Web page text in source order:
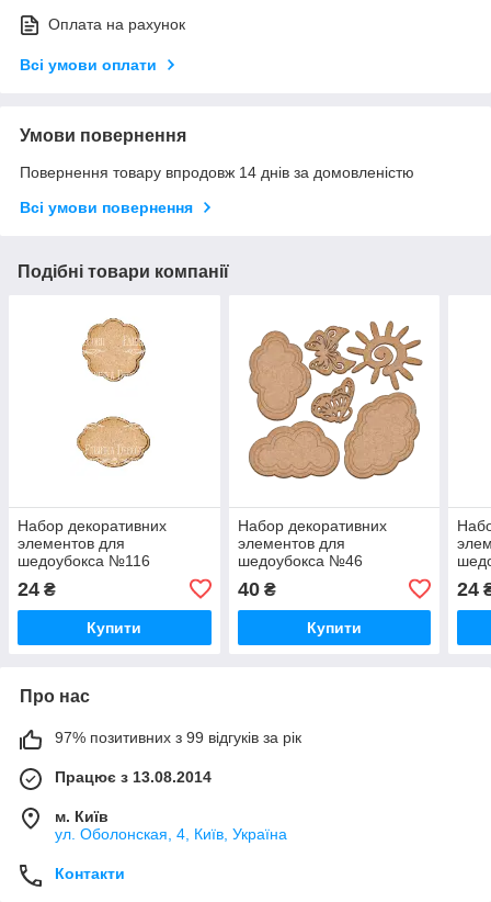
Оплата на рахунок
Всі умови оплати
Умови повернення
Повернення товару впродовж 14 днів за домовленістю
Всі умови повернення
Подібні товари компанії
Набор декоративних
элементов для
шедоубокса №116
24 ₴
Купити
Набор декоративних
элементов для
шедоубокса №46
40₴
Купити
24
Про нас
97% позитивних з 99 відгуків за рік
Працює з 13.08.2014
м. Київ
ул. Оболонская, 4, Київ, Україна
Контакти